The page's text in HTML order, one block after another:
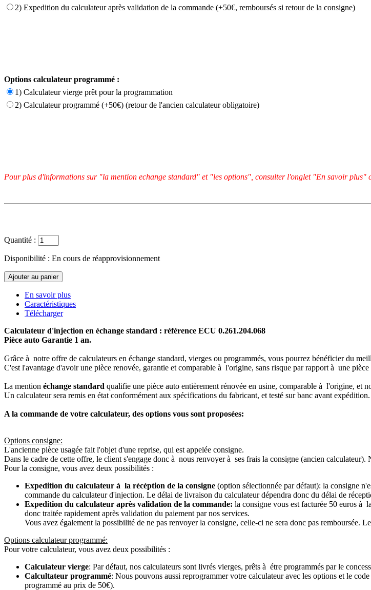
2) Expedition du calculateur après validation de la commande (+50€, remboursés si retour de la consigne)
Options calculateur programmé :
1) Calculateur vierge prêt pour la programmation
2) Calculateur programmé (+50€) (retour de l'ancien calculateur obligatoire)
Pour plus d'informations sur "la mention echange standard" et "les options", consulter l'onglet "En savoir plus"
Quantité :
Disponibilité : En cours de réapprovisionnement
En savoir plus
Caractéristiques
Télécharger
Calculateur d'injection en échange standard : référence ECU 0.261.204.068
Pièce auto Garantie 1 an.
Grâce à notre offre de calculateurs en échange standard, vierges ou programmés, vous pourrez bénéficier du
C'est l'avantage d'avoir une pièce renovée, garantie et comparable à l'origine, sans risque par rapport à une
La mention échange standard qualifie une pièce auto entièrement rénovée en usine, comparable à l'origine, et
Un calculateur sera remis en état conformément aux spécifications du fabricant, et testé sur banc avant expédition.
A la commande de votre calculateur, des options vous sont proposées:
Options consigne:
L'ancienne pièce usagée fait l'objet d'une reprise, qui est appelée consigne.
Dans le cadre de cette offre, le client s'engage donc à nous renvoyer à ses frais la consigne (ancien
Pour la consigne, vous avez deux possibilités :
Expedition du calculateur à la récéption de la consigne (option sélectionnée par défaut): la consigne
commande du calculateur d'injection. Le délai de livraison du calculateur dépendra donc du délai de
Expedition du calculateur après validation de la commande: la consigne vous est facturée 50 euros à
donc traitée rapidement après validation du paiement par nos services.
Vous avez également la possibilité de ne pas renvoyer la consigne, celle-ci ne sera donc pas remboursée.
Options calculateur programmé:
Pour votre calculateur, vous avez deux possibilités :
Calculateur vierge: Par défaut, nos calculateurs sont livrés vierges, prêts à étre programmés par le
Calcultateur programmé: Nous pouvons aussi reprogrammer votre calculateur avec les options et le
programmé au prix de 50€).